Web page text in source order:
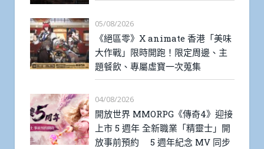
05/08/2026
《絕區零》X animate 香港「美味
大作戰」限時開跑！限定周邊、主
題餐飲、專屬虛寶一次蒐集
04/08/2026
開放世界 MMORPG《傳奇4》迎接
上市 5 週年 全新職業「精靈士」開
放事前預約 5 週年紀念 MV 同步